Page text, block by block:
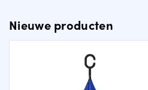
Nieuwe producten